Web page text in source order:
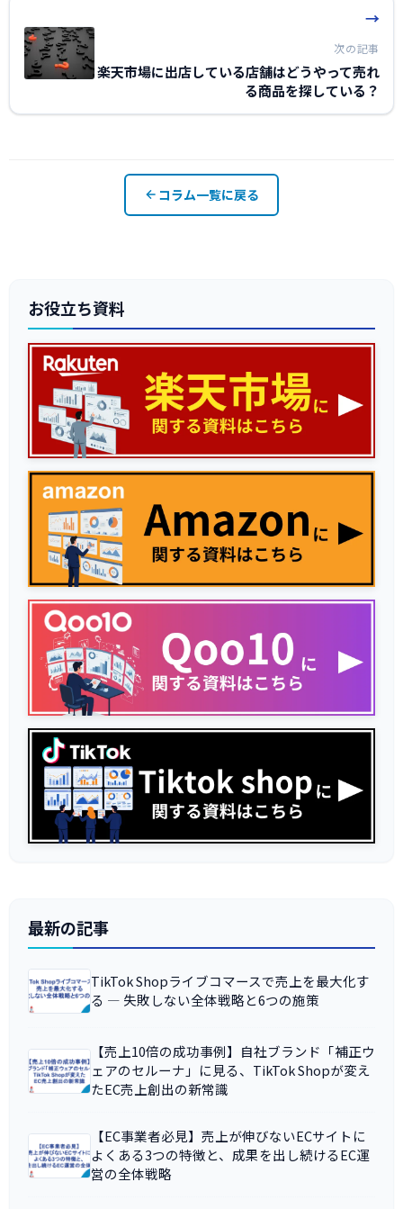
→
次の記事
楽天市場に出店している店舗はどうやって売れ
る商品を探している？
コラム一覧に戻る
お役立ち資料
最新の記事
TikTok Shopライブコマースで売上を最大化す
る ― 失敗しない全体戦略と6つの施策
【売上10倍の成功事例】自社ブランド「補正ウ
ェアのセルーナ」に見る、TikTok Shopが変え
たEC売上創出の新常識
【EC事業者必見】売上が伸びないECサイトに
よくある3つの特徴と、成果を出し続けるEC運
営の全体戦略